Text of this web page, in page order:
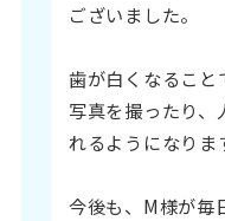
ございました。
歯が白くなること
写真を撮ったり、
れるようになりま
今後も、M様が毎